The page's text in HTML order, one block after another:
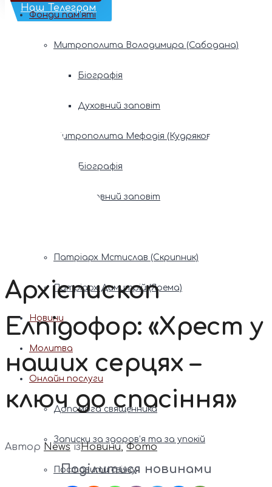
Наш Телеграм
Фонди пам’яті
Митрополита Володимира (Сабодана)
Біографія
Духовний заповіт
Митрополита Мефодія (Кудрякова)
Біографія
Духовний заповіт
Патріарх Мстислав (Скрипник)
Патріарх Димитрій (Ярема)
Новини
Молитва
Онлайн послуги
Допомога священника
Записки за здоров’я та за упокій
Поставити свічку
Архієпископ
Елпідофор: «Хрест у
наших серцях –
ключ до спасіння»
Автор News ізНовини,Фото
Поділитися новинами